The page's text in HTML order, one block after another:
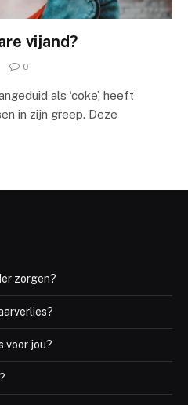
vijand?
0
als ‘coke’, heeft
in zijn greep. Deze
zorgen?
voor jou?